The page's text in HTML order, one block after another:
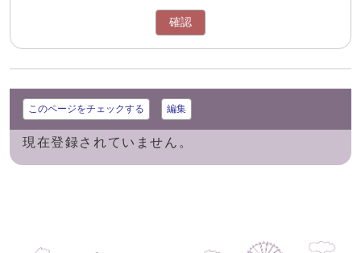
確認
このページをチェックする 編集
現在登録されていません。